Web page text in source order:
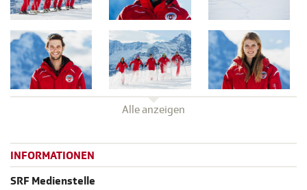
Alle anzeigen
INFORMATIONEN
SRF Medienstelle